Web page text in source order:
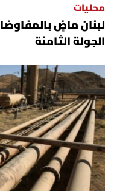
محليات
لبنان ماضٍ
الجولة الثامنة